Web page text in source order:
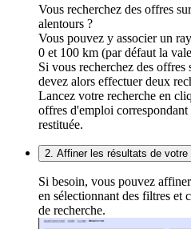
Vous recherchez des offres
alentours ?
Vous pouvez y associer un
0 et 100 km (par défaut la
Si vous recherchez des offres
devez alors effectuer deux
Lancez votre recherche en
offres d'emploi correspondant
restituée.
2. Affiner les résultats de votre
Si besoin, vous pouvez
en sélectionnant des filtres et
de recherche.